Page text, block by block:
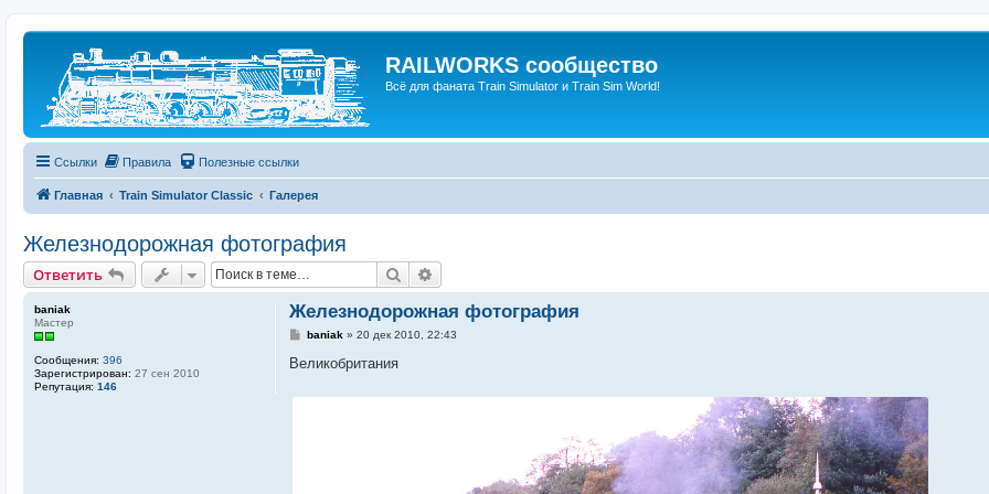
RAILWORKS сообщество
Всё для фаната Train Simulator и Train Sim World!
Ссылки Правила Полезные ссылки
Главная Train Simulator Classic Галерея
Железнодорожная фотография
Ответить Поиск
baniak
Мастер
Сообщения: 396
Зарегистрирован: 27 сен 2010
Репутация: 146
Железнодорожная фотография
С
о
е
baniak» 20 дек 2010, 22:43
Великобритания